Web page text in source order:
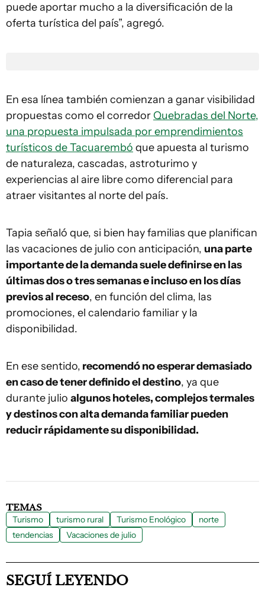
puede aportar mucho a la diversificación de la
oferta turística del país”, agregó.
En esa línea también comienzan a ganar visibilidad
propuestas como el corredor Quebradas del Norte,
una propuesta impulsada por emprendimientos
turísticos de Tacuarembó que apuesta al turismo
de naturaleza, cascadas, astroturimo y
experiencias al aire libre como diferencial para
atraer visitantes al norte del país.
Tapia señaló que, si bien hay familias que planifican
las vacaciones de julio con anticipación, una parte
importante de la demanda suele definirse en las
últimas dos o tres semanas e incluso en los días
previos al receso, en función del clima, las
promociones, el calendario familiar y la
disponibilidad.
En ese sentido, recomendó no esperar demasiado
en caso de tener definido el destino, ya que
durante julio algunos hoteles, complejos termales
y destinos con alta demanda familiar pueden
reducir rápidamente su disponibilidad.
TEMAS
Turismo turismo rural Turismo Enológico
norte
tendencias
Vacaciones de julio
SEGUÍ LEYENDO